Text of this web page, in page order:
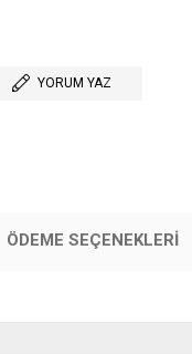
YORUM YAZ
ÖDEME SEÇENEKLERI